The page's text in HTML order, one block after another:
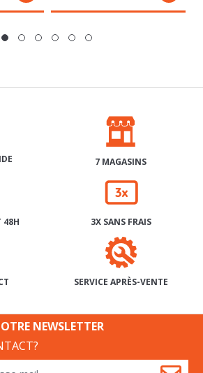
7 MAGASINS
3X SANS FRAIS
SERVICE APRÈS-VENTE
NEWSLETTER